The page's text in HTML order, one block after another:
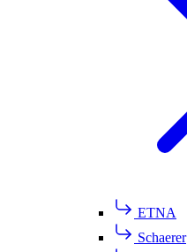
ETNA
Schaerer